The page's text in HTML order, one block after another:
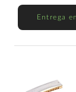
Entrega